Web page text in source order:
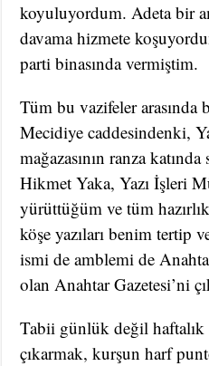
koyuluyordum. Adeta bir
davama hizmete
parti binasında vermiştim.
Tüm bu vazifeler arasında
Mecidiye caddesindenki,
mağazasının ranza
Hikmet Yaka, Yazı İşleri
yürüttüğüm ve tüm
köşe yazıları benim tertip
ismi de amblemi de
olan Anahtar Gazetesi’ni
Tabii günlük değil haftalık
çıkarmak, kurşun harf